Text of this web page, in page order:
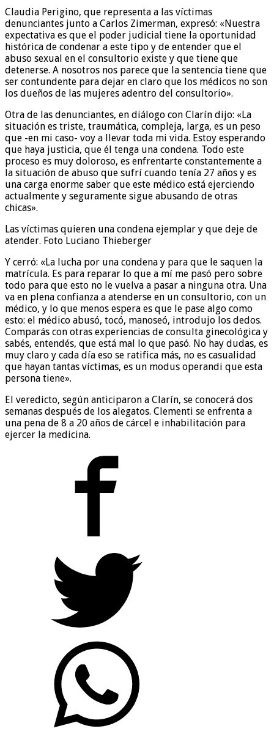
Claudia Perigino, que representa a las víctimas
denunciantes junto a Carlos Zimerman, expresó: «Nuestra
expectativa es que el poder judicial tiene la oportunidad
histórica de condenar a este tipo y de entender que el
abuso sexual en el consultorio existe y que tiene que
detenerse. A nosotros nos parece que la sentencia tiene que
ser contundente para dejar en claro que los médicos no son
los dueños de las mujeres adentro del consultorio».
Otra de las denunciantes, en diálogo con Clarín dijo: «La
situación es triste, traumática, compleja, larga, es un peso
que -en mi caso- voy a llevar toda mi vida. Estoy esperando
que haya justicia, que él tenga una condena. Todo este
proceso es muy doloroso, es enfrentarte constantemente a
la situación de abuso que sufrí cuando tenía 27 años y es
una carga enorme saber que este médico está ejerciendo
actualmente y seguramente sigue abusando de otras
chicas».
Las víctimas quieren una condena ejemplar y que deje de
atender. Foto Luciano Thieberger
Y cerró: «La lucha por una condena y para que le saquen la
matrícula. Es para reparar lo que a mí me pasó pero sobre
todo para que esto no le vuelva a pasar a ninguna otra. Una
va en plena confianza a atenderse en un consultorio, con un
médico, y lo que menos espera es que le pase algo como
esto: el médico abusó, tocó, manoseó, introdujo los dedos.
Comparás con otras experiencias de consulta ginecológica y
sabés, entendés, que está mal lo que pasó. No hay dudas, es
muy claro y cada día eso se ratifica más, no es casualidad
que hayan tantas víctimas, es un modus operandi que esta
persona tiene».
El veredicto, según anticiparon a Clarín, se conocerá dos
semanas después de los alegatos. Clementi se enfrenta a
una pena de 8 a 20 años de cárcel e inhabilitación para
ejercer la medicina.